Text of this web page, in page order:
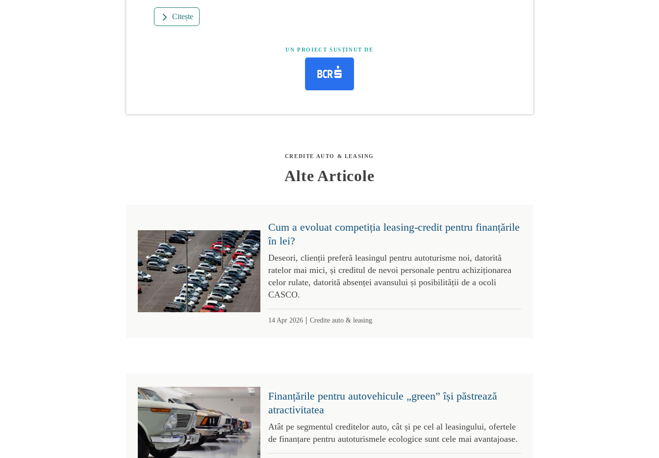
Citește
UN PROIECT SUSȚINUT DE
CREDITE AUTO & LEASING
Alte Articole
Cum a evoluat competiția leasing-credit pentru finanțările
în lei?
Deseori, clienții preferă leasingul pentru autoturisme noi, datorită
ratelor mai mici, și creditul de nevoi personale pentru achiziționarea
celor rulate, datorită absenței avansului și posibilității de a ocoli
CASCO.
14 Apr 2026| Credite auto & leasing
Finanțările pentru autovehicule „green” își păstrează
atractivitatea
Atât pe segmentul creditelor auto, cât și pe cel al leasingului, ofertele
de finanțare pentru autoturismele ecologice sunt cele mai avantajoase.